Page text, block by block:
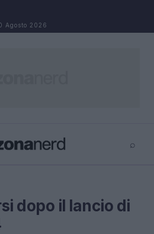
Agosto 2026
⌕
dopo il lancio di